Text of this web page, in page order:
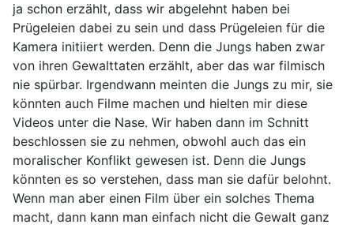
ja schon erzählt, dass wir abgelehnt haben bei
Prügeleien dabei zu sein und dass Prügeleien für die
Kamera initiiert werden. Denn die Jungs haben zwar
von ihren Gewalttaten erzählt, aber das war filmisch
nie spürbar. Irgendwann meinten die Jungs zu mir, sie
könnten auch Filme machen und hielten mir diese
Videos unter die Nase. Wir haben dann im Schnitt
beschlossen sie zu nehmen, obwohl auch das ein
moralischer Konflikt gewesen ist. Denn die Jungs
könnten es so verstehen, dass man sie dafür belohnt.
Wenn man aber einen Film über ein solches Thema
macht, dann kann man einfach nicht die Gewalt ganz